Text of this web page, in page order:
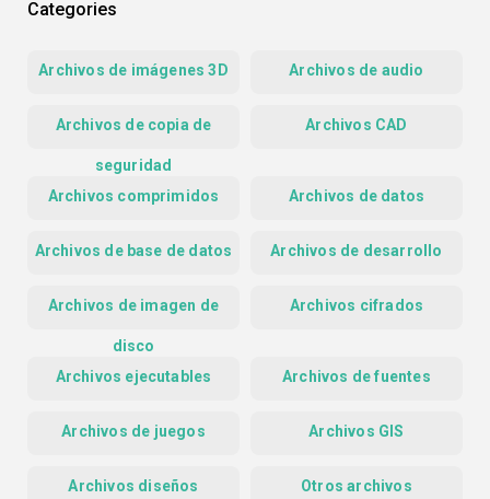
Categories
Archivos de imágenes 3D Archivos de audio
Archivos de copia de
seguridad
Archivos CAD
Archivos comprimidos Archivos de datos
Archivos de base de datos Archivos de desarrollo
Archivos de imagen de
disco
Archivos cifrados
Archivos ejecutables Archivos de fuentes
Archivos de juegos Archivos GIS
Archivos diseños Otros archivos